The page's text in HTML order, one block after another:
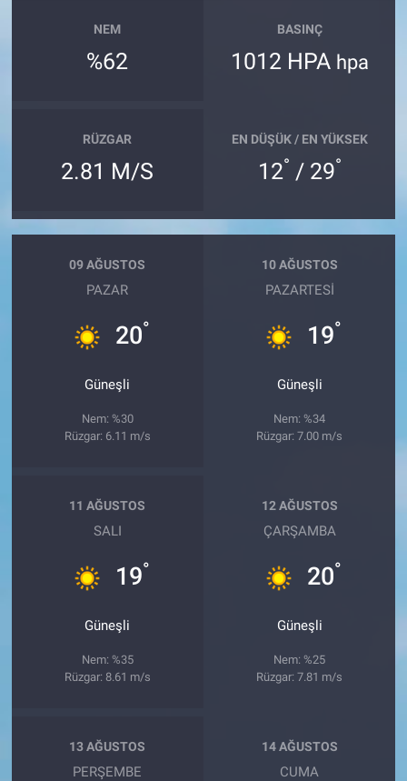
NEM
%62
BASINÇ
1012 HPA hpa
RÜZGAR
2.81 M/S
EN DÜŞÜK / EN YÜKSEK
12° / 29°
09 AĞUSTOS
PAZAR
20°
Güneşli
Nem: %30
Rüzgar: 6.11 m/s
10 AĞUSTOS
PAZARTESI
19°
Güneşli
Nem: %34
Rüzgar: 7.00 m/s
11 AĞUSTOS
SALI
19°
Güneşli
Nem: %35
Rüzgar: 8.61 m/s
12 AĞUSTOS
ÇARŞAMBA
20°
Güneşli
Nem: %25
Rüzgar: 7.81 m/s
13 AĞUSTOS
PERŞEMBE
14 AĞUSTOS
CUMA